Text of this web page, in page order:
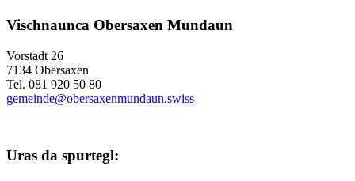
Vischnaunca Obersaxen Mundaun
Vorstadt 26
7134 Obersaxen
Tel. 081 920 50 80
gemeinde@obersaxenmundaun.swiss
Uras da spurtegl: